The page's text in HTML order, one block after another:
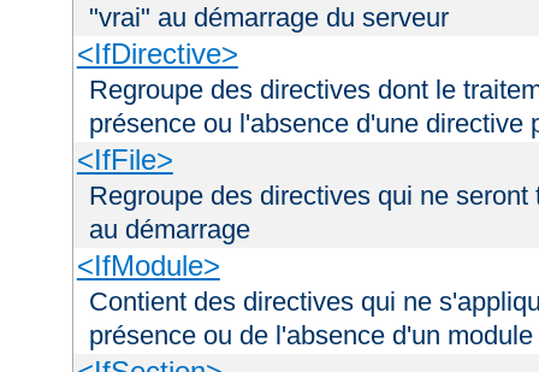
"vrai" au démarrage du serveur
<IfDirective>
Regroupe des directives dont le
présence ou l'absence d'une directive
<IfFile>
Regroupe des directives qui ne
au démarrage
<IfModule>
Contient des directives qui ne
présence ou de l'absence d'un